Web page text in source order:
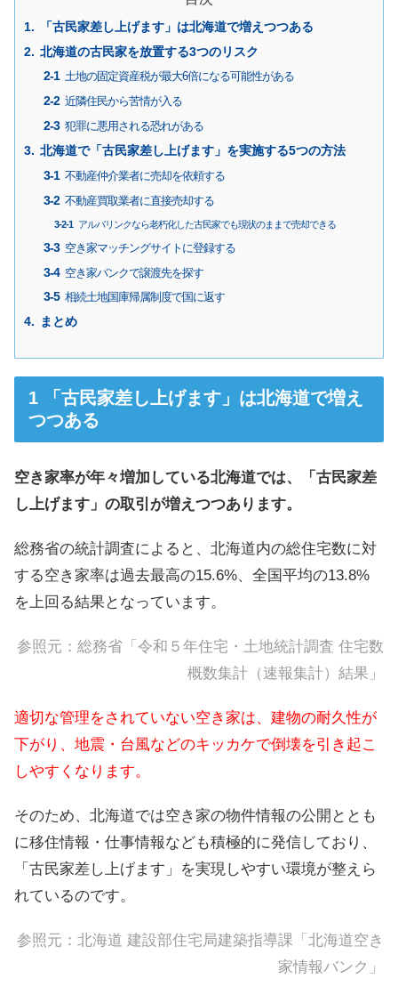
「古民家差し上げます」は北海道で増えつつある
北海道の古民家を放置する3つのリスク
土地の固定資産税が最大6倍になる可能性がある
近隣住民から苦情が入る
犯罪に悪用される恐れがある
北海道で「古民家差し上げます」を実施する5つの方法
不動産仲介業者に売却を依頼する
不動産買取業者に直接売却する
アルバリンクなら老朽化した古民家でも現状のままで売却できる
空き家マッチングサイトに登録する
空き家バンクで譲渡先を探す
相続土地国庫帰属制度で国に返す
まとめ
「古民家差し上げます」は北海道で増え
つつある
空き家率が年々増加している北海道では、「古民家差
し上げます」の取引が増えつつあります。
総務省の統計調査によると、北海道内の総住宅数に対
する空き家率は過去最高の15.6%、全国平均の13.8%
を上回る結果となっています。
参照元： 総務省「令和５年住宅・土地統計調査 住宅数
概数集計（速報集計）結果」
適切な管理をされていない空き家は、建物の耐久性が
下がり、地震・台風などのキッカケで倒壊を引き起こ
しやすくなります。
そのため、北海道では空き家の物件情報の公開ととも
に移住情報・仕事情報なども積極的に発信しており、
「古民家差し上げます」を実現しやすい環境が整えら
れているのです。
参照元： 北海道 建設部住宅局建築指導課「北海道空き
家情報バンク」